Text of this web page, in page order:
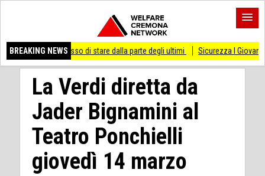
BREAKING NEWS
smesso di stare dalla parte degli ultimi Sicurezza I Giovani Democratici
La Verdi diretta da
Jader Bignamini al
Teatro Ponchielli
giovedì 14 marzo